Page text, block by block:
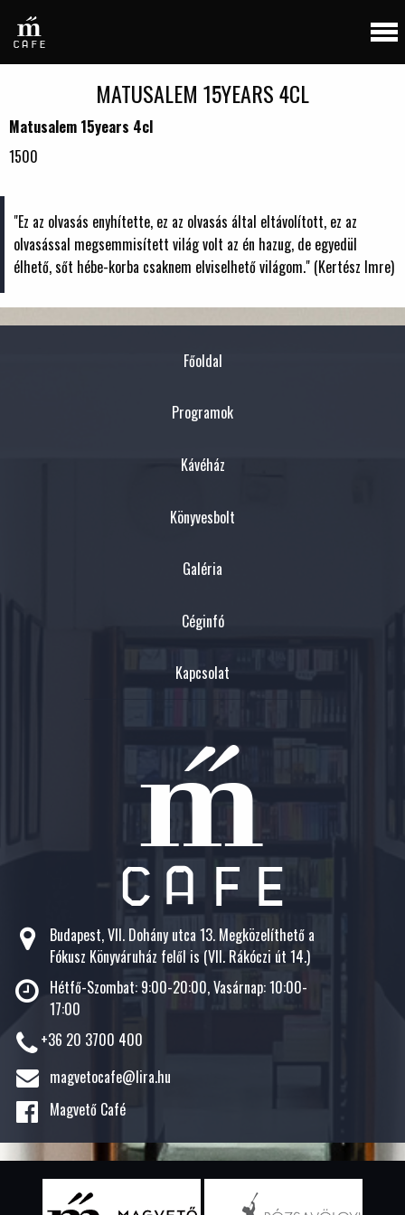
MATUSALEM 15YEARS 4CL
Matusalem 15years 4cl
1500
"Ez az olvasás enyhítette, ez az olvasás által eltávolított, ez az
olvasással megsemmisített világ volt az én hazug, de egyedül
élhető, sőt hébe-korba csaknem elviselhető világom." (Kertész Imre)
Főoldal
Programok
Kávéház
Könyvesbolt
Galéria
Céginfó
Kapcsolat
Budapest, VII. Dohány utca 13. Megközelíthető a
Fókusz Könyváruház felől is (VII. Rákóczi út 14.)
Hétfő-Szombat: 9:00-20:00, Vasárnap: 10:00-
17:00
+36 20 3700 400
magvetocafe@lira.hu
Magvető Café